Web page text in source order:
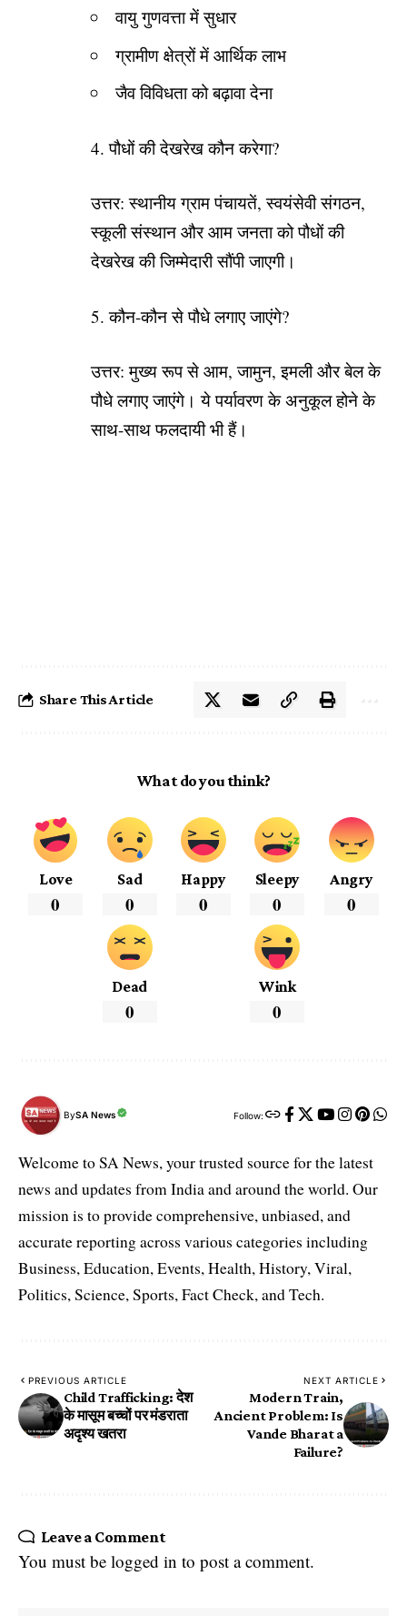
वायु गुणवत्ता में सुधार
ग्रामीण क्षेत्रों में आर्थिक लाभ
जैव विविधता को बढ़ावा देना
4. पौधों की देखरेख कौन करेगा?
उत्तर: स्थानीय ग्राम पंचायतें, स्वयंसेवी संगठन,
स्कूली संस्थान और आम जनता को पौधों की
देखरेख की जिम्मेदारी सौंपी जाएगी।
5. कौन-कौन से पौधे लगाए जाएंगे?
उत्तर: मुख्य रूप से आम, जामुन, इमली और बेल के
पौधे लगाए जाएंगे। ये पर्यावरण के अनुकूल होने के
साथ-साथ फलदायी भी हैं।
Share This Article
What do you think?
Love
0
Sad
0
Happy
0
Sleepy
0
Angry
0
Dead
0
Wink
0
BySA News Follow:
Welcome to SA News, your trusted source for the latest
news and updates from India and around the world. Our
mission is to provide comprehensive, unbiased, and
accurate reporting across various categories including
Business, Education, Events, Health, History, Viral,
Politics, Science, Sports, Fact Check, and Tech.
PREVIOUS ARTICLE
Child Trafficking: देश
के मासूम बच्चों पर मंडराता
अदृश्य खतरा
NEXT ARTICLE
Modern Train,
Ancient Problem: Is
Vande Bharat a
Failure?
Leave a Comment
You must be logged in to post a comment.